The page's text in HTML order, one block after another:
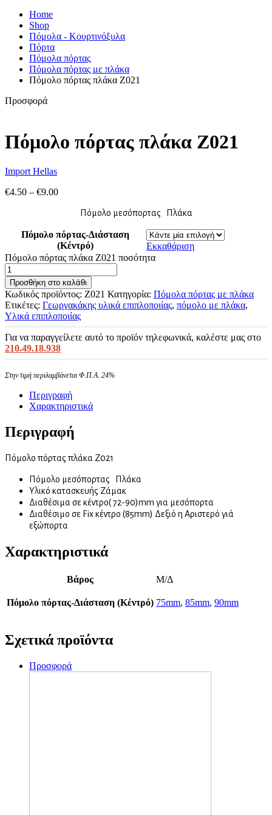
Home
Shop
Πόμολα - Κουρτινόξυλα
Πόρτα
Πόμολα πόρτας
Πόμολα πόρτας με πλάκα
Πόμολο πόρτας πλάκα Ζ021
Προσφορά
Πόμολο πόρτας πλάκα Ζ021
Import Hellas
€4.50 – €9.00
Πόμολο μεσόπορτας Πλάκα
Πόμολο πόρτας-Διάσταση
(Κέντρό)
Εκκαθάριση
Πόμολο πόρτας πλάκα Ζ021 ποσότητα
Προσθήκη στο καλάθι
Κωδικός προϊόντος: Z021 Κατηγορία: Πόμολα πόρτας με πλάκα
Ετικέτες: Γεωργακάκης υλικά επιπλοποιίας, πόμολο με πλάκα,
Υλικά επιπλοποιίας
Για να παραγγείλετε αυτό το προϊόν τηλεφωνικά, καλέστε μας στο
210.49.18.938
Στην τιμή περιλαμβάνεται Φ.Π.Α. 24%
Περιγραφή
Χαρακτηριστικά
Περιγραφή
Πόμολο πόρτας πλάκα Ζ021
Πόμολο μεσόπορτας Πλάκα
Υλικό κατασκευής Ζάμακ
Διαθέσιμα σε κέντρο( 72-90)mm για μεσόπορτα
Διαθέσιμο σε Fix κέντρο (85mm) Δεξιό η Αριστερό γιά
εξώπορτα
Χαρακτηριστικά
Βάρος Μ/Δ
Πόμολο πόρτας-Διάσταση (Κέντρό) 75mm, 85mm, 90mm
Σχετικά προϊόντα
Προσφορά